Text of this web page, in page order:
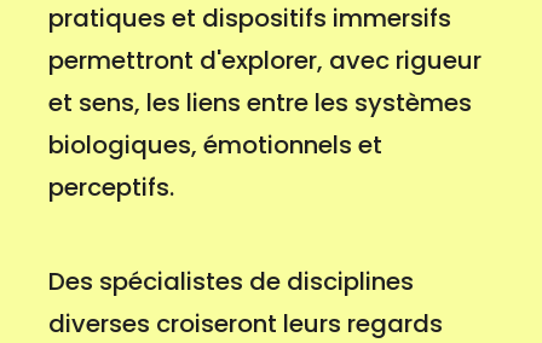
pratiques et dispositifs immersifs
permettront d'explorer, avec rigueur
et sens, les liens entre les systèmes
biologiques, émotionnels et
perceptifs.
Des spécialistes de disciplines
diverses croiseront leurs regards